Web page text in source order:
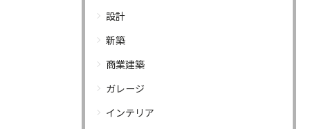
設計
新築
商業建築
ガレージ
インテリア